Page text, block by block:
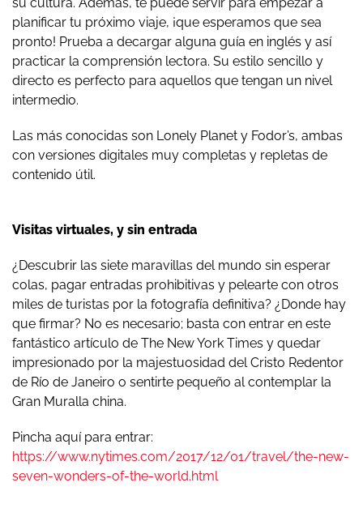
planificar tu próximo viaje, ¡que esperamos que sea
pronto! Prueba a decargar alguna guía en inglés y así
practicar la comprensión lectora. Su estilo sencillo y
directo es perfecto para aquellos que tengan un nivel
intermedio.
Las más conocidas son Lonely Planet y Fodor’s, ambas
con versiones digitales muy completas y repletas de
contenido útil.
Visitas virtuales, y sin entrada
¿Descubrir las siete maravillas del mundo sin esperar
colas, pagar entradas prohibitivas y pelearte con otros
miles de turistas por la fotografía definitiva? ¿Donde hay
que firmar? No es necesario; basta con entrar en este
fantástico artículo de The New York Times y quedar
impresionado por la majestuosidad del Cristo Redentor
de Río de Janeiro o sentirte pequeño al contemplar la
Gran Muralla china.
Pincha aquí para entrar:
https://www.nytimes.com/2017/12/01/travel/the-new-
seven-wonders-of-the-world.html